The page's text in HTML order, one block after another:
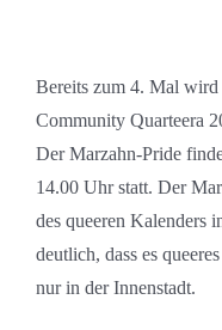
Bereits zum 4. Mal
Community Quarteera
Der Marzahn-Pride
14.00 Uhr statt. Der
des queeren Kalenders
deutlich, dass es
nur in der Innenstadt.